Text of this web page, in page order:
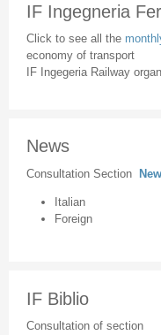
IF Ingegneria
Click to see all the
economy of transport
IF Ingegeria Railway
News
Consultation Section
Italian
Foreign
IF Biblio
Consultation of section